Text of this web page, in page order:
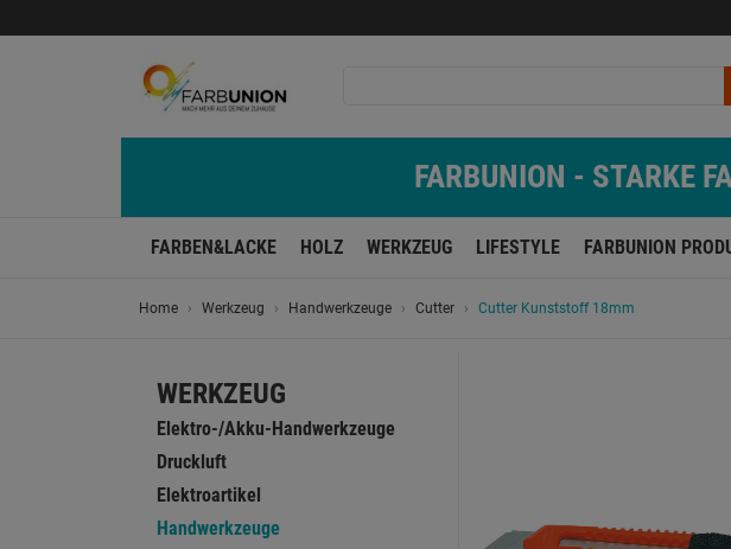
FARBUNION - STARKE
FARBEN&LACKE HOLZ WERKZEUG LIFESTYLE FARBUNION
Home Werkzeug Handwerkzeuge Cutter Cutter Kunststoff 18mm
WERKZEUG
Elektro-/Akku-Handwerkzeuge
Druckluft
Elektroartikel
Handwerkzeuge